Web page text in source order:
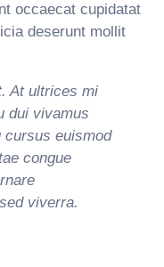
occaecat cupidatat
deserunt mollit
At ultrices mi
dui vivamus
cursus euismod
congue
viverra.